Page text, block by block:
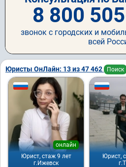
8 800
звонок с городских и
всей
Юристы ОнЛайн: 13 из 47 462 Поиск
Юрист, стаж 9 лет
онлайн
г.Ижевск
Юрист,